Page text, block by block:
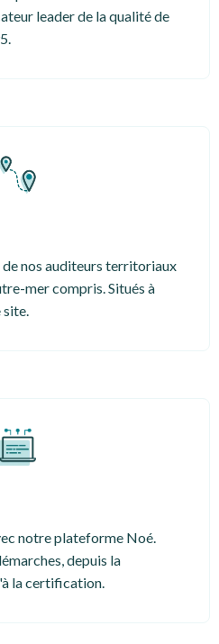
leader de la qualité de
nos auditeurs territoriaux
mer compris. Situés à
site.
notre plateforme Noé.
depuis la
la certification.